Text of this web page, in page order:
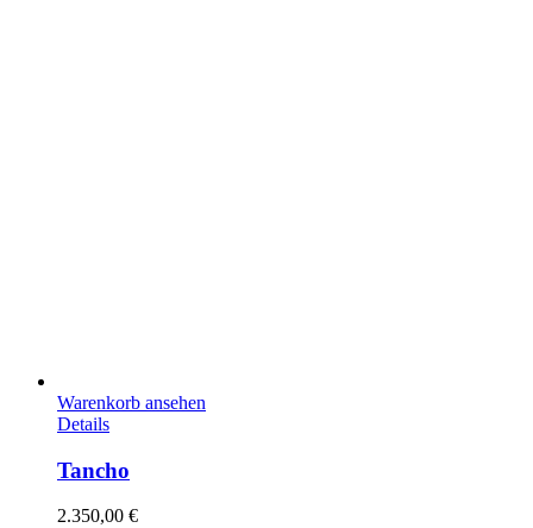
Warenkorb ansehen
Details
Tancho
2.350,00 €